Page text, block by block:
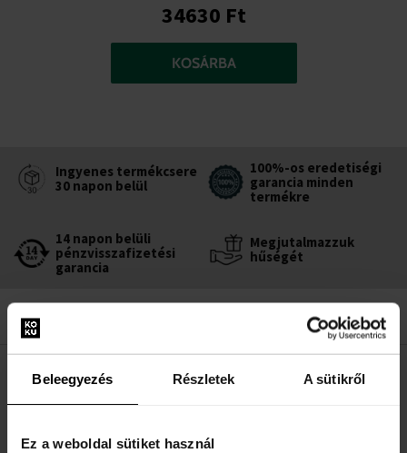
Beleegyezés Részletek A sütikről
Ez a weboldal sütiket használ
34630 Ft
KOSÁRBA
Ingyenes termékcsere
30 napon belül
100%-os eredetiségi
garancia minden
termékre
14 napon belüli
pénzvisszafizetési
garancia
Megjutalmazzuk
hűségét
LEÍRÁS
szükséges mennyiségű adrenalint és magabiztosságot ad. Önnek